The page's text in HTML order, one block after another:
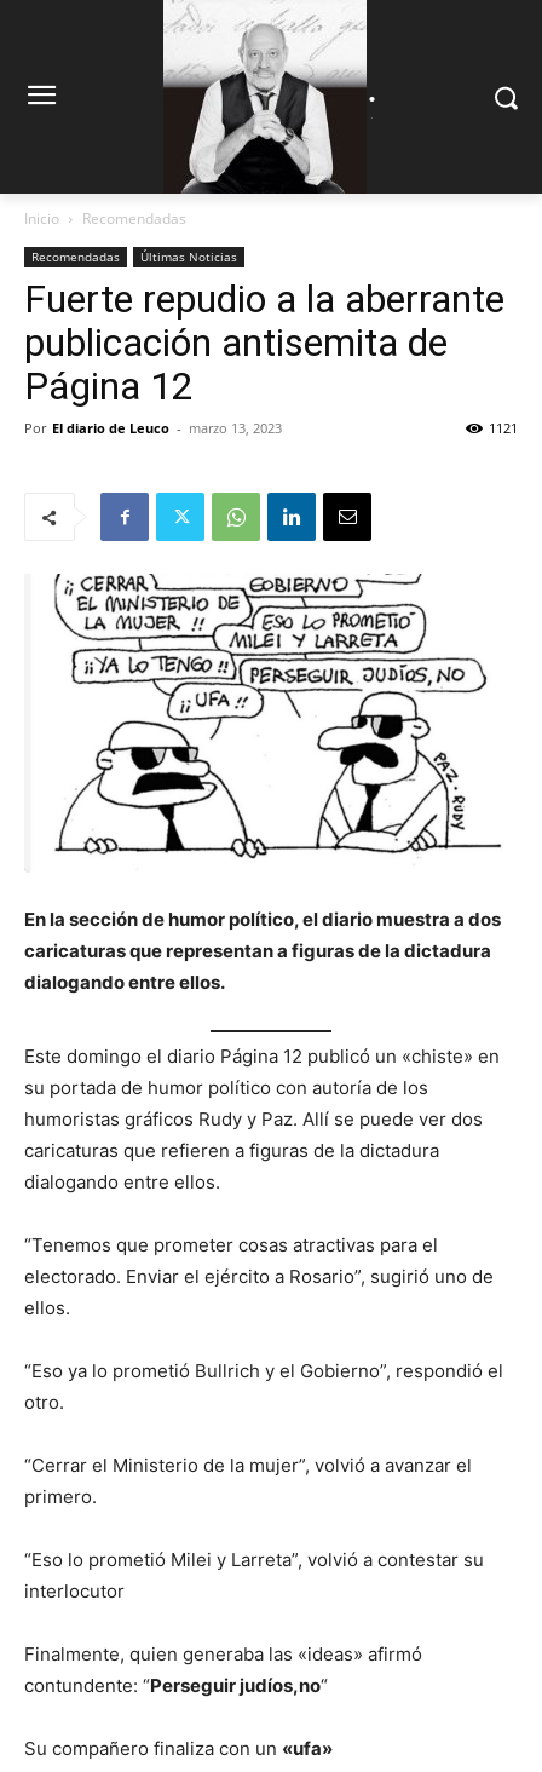
.
Inicio Recomendadas
Recomendadas Últimas Noticias
Fuerte repudio a la aberrante
publicación antisemita de
Página 12
Por El diario de Leuco - marzo 13, 2023 1121
En la sección de humor político, el diario muestra a dos
caricaturas que representan a figuras de la dictadura
dialogando entre ellos.
Este domingo el diario Página 12 publicó un «chiste» en
su portada de humor político con autoría de los
humoristas gráficos Rudy y Paz. Allí se puede ver dos
caricaturas que refieren a figuras de la dictadura
dialogando entre ellos.
“Tenemos que prometer cosas atractivas para el
electorado. Enviar el ejército a Rosario”, sugirió uno de
ellos.
“Eso ya lo prometió Bullrich y el Gobierno”, respondió el
otro.
“Cerrar el Ministerio de la mujer”, volvió a avanzar el
primero.
“Eso lo prometió Milei y Larreta”, volvió a contestar su
interlocutor
Finalmente, quien generaba las «ideas» afirmó
contundente: “Perseguir judíos,no“
Su compañero finaliza con un «ufa»